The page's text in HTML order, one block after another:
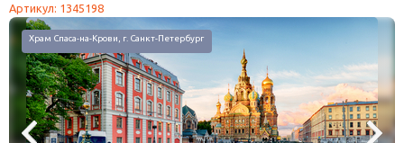
Артикул: 1345198
Большеохтинский мост, г. Санкт-Петербург